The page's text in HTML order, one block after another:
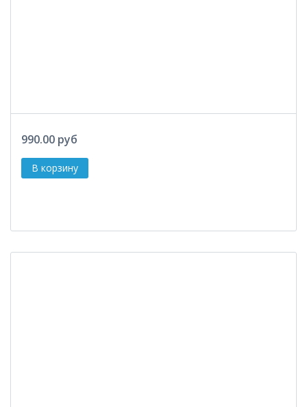
990.00 руб